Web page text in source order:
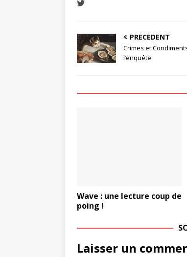
PRÉCÉDENT
Crimes et
l’enquête
Wave : une lecture coup de
poing !
Laisser un